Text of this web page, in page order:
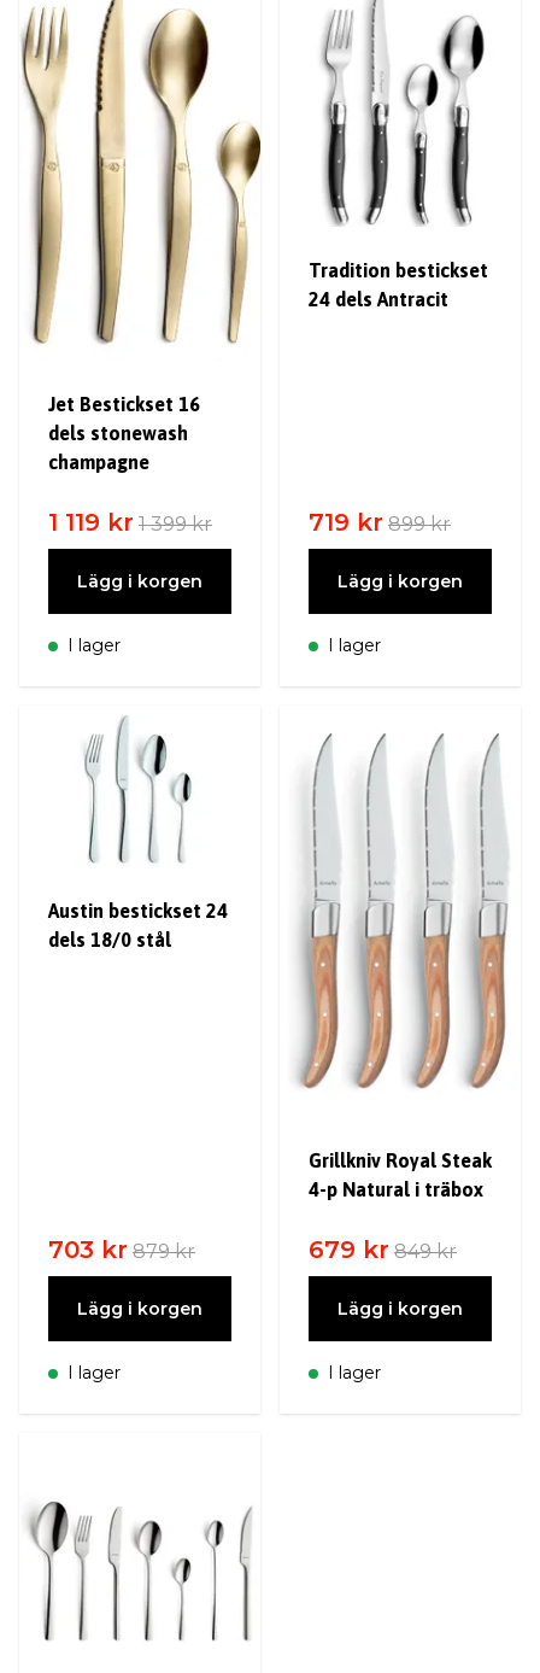
Jet Bestickset 16
dels stonewash
champagne
1 119 kr 1 399 kr
Lägg i korgen
I lager
Tradition bestickset
24 dels Antracit
719 kr 899 kr
Lägg i korgen
I lager
Austin bestickset 24
dels 18/0 stål
703 kr 879 kr
Lägg i korgen
I lager
Grillkniv Royal Steak
4-p Natural i träbox
679 kr 849 kr
Lägg i korgen
I lager